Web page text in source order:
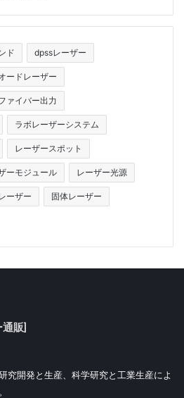
ド dpssレーザー
ードレーザー
ァイバー出力
ラボレーザーシステム
レーザースポット
ーモジュール レーザー光源
ーザー 固体レーザー
販]
究開発と生産、科学研究と工業生産によ